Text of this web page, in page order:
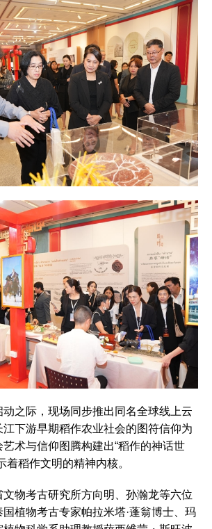
之际，现场同步推出同名全球线上云
江下游早期稻作农业社会的图符信仰为
术与信仰图腾构建出“稻作的神话世
着稻作文明的精神内核。
物考古研究所方向明、孙瀚龙等六位
植物考古专家帕拉米塔·蓬翁博士、玛